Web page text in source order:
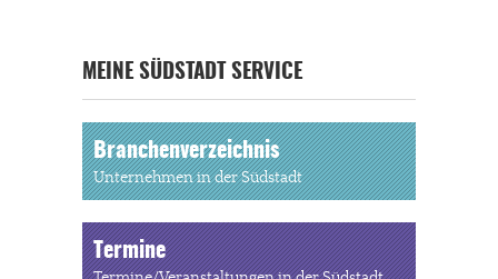
MEINE SÜDSTADT SERVICE
Branchenverzeichnis
Unternehmen in der Südstadt
Termine